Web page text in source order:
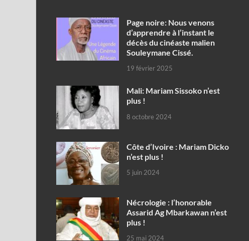
Page noire: Nous venons
d’apprendre à l’instant le
décès du cinéaste malien
Souleymane Cissé.
19 février 2025
Mali: Mariam Sissoko n’est
plus !
8 octobre 2024
Côte d’Ivoire : Mariam Dicko
n’est plus !
5 juin 2024
Nécrologie : l’honorable
Assarid Ag Mbarkawan n’est
plus !
25 mai 2024